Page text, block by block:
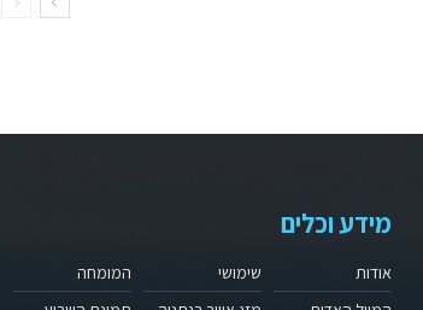
מידע וכלים
אודות
שימושי
המומחה